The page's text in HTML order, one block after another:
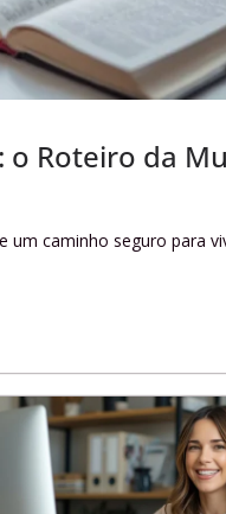
o Roteiro da
um caminho seguro para